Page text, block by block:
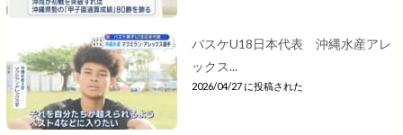
バスケU18日本代表 沖縄水産アレ
ックス...
2026/04/27 に投稿された